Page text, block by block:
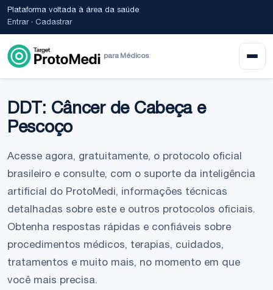
Plataforma voltada à área da saúde
Entrar· Cadastrar
para Médicos
DDT: Câncer de Cabeça e
Pescoço
Acesse agora, gratuitamente, o protocolo oficial
brasileiro e consulte, com o suporte da inteligência
artificial do ProtoMedi, informações técnicas
detalhadas sobre este e outros protocolos oficiais.
Obtenha respostas rápidas e confiáveis sobre
procedimentos médicos, terapias, cuidados,
tratamentos e muito mais, no momento em que
você mais precisa.